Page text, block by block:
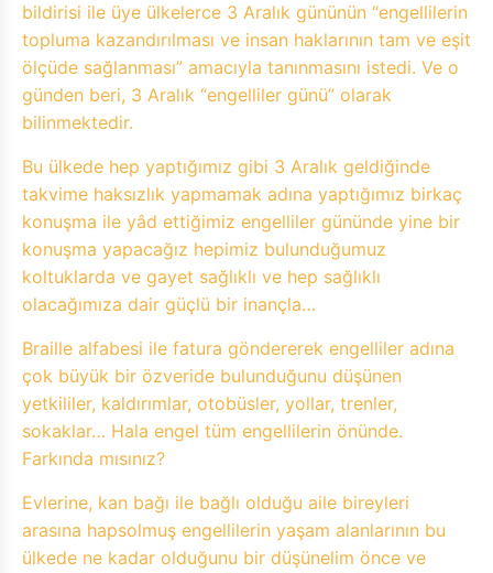
bildirisi ile üye ülkelerce 3 Aralık gününün “engellilerin
topluma kazandırılması ve insan haklarının tam ve eşit
ölçüde sağlanması” amacıyla tanınmasını istedi. Ve o
günden beri, 3 Aralık “engelliler günü” olarak
bilinmektedir.
Bu ülkede hep yaptığımız gibi 3 Aralık geldiğinde
takvime haksızlık yapmamak adına yaptığımız birkaç
konuşma ile yâd ettiğimiz engelliler gününde yine bir
konuşma yapacağız hepimiz bulunduğumuz
koltuklarda ve gayet sağlıklı ve hep sağlıklı
olacağımıza dair güçlü bir inançla…
Braille alfabesi ile fatura göndererek engelliler adına
çok büyük bir özveride bulunduğunu düşünen
yetkililer, kaldırımlar, otobüsler, yollar, trenler,
sokaklar… Hala engel tüm engellilerin önünde.
Farkında mısınız?
Evlerine, kan bağı ile bağlı olduğu aile bireyleri
arasına hapsolmuş engellilerin yaşam alanlarının bu
ülkede ne kadar olduğunu bir düşünelim önce ve